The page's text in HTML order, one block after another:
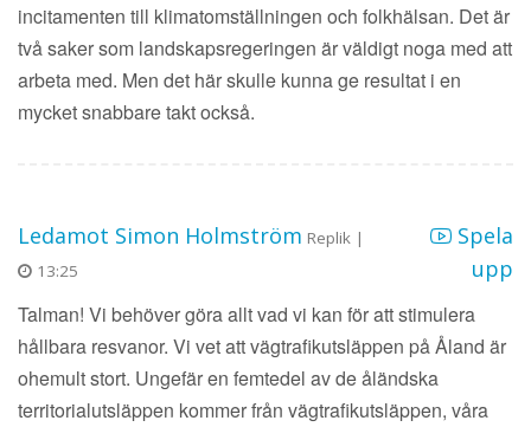
incitamenten till klimatomställningen och folkhälsan. Det är
två saker som landskapsregeringen är väldigt noga med att
arbeta med. Men det här skulle kunna ge resultat i en
mycket snabbare takt också.
Ledamot Simon Holmström Replik |
13:25
Spela
upp
Talman! Vi behöver göra allt vad vi kan för att stimulera
hållbara resvanor. Vi vet att vägtrafikutsläppen på Åland är
ohemult stort. Ungefär en femtedel av de åländska
territorialutsläppen kommer från vägtrafikutsläppen, våra